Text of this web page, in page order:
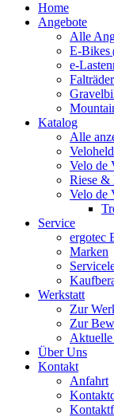
Home
Angebote
Alle
E-Bikes
e-
Falträder
Katalog
Alle
Veloheld
Velo de
Riese &
Velo de
Service
ergotec
Marken
Werkstatt
Zur
Zur
Über Uns
Kontakt
Anfahrt